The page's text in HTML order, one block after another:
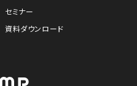
セミナー
資料ダウンロード